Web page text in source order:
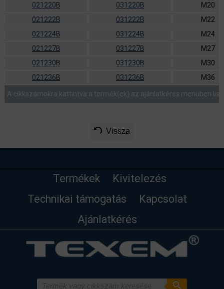
021220B
031220B
M20
021222B
031222B
M22
021224B
031224B
M24
021227B
031227B
M27
021230B
031230B
M30
021236B
031236B M36
A cikkszámokra kattintva a termék(ek) az ajánlatkérés menüben
Vissza
Termékek
Kivitelezés
Technikai támogatás
Kapcsolat
Ajánlatkérés